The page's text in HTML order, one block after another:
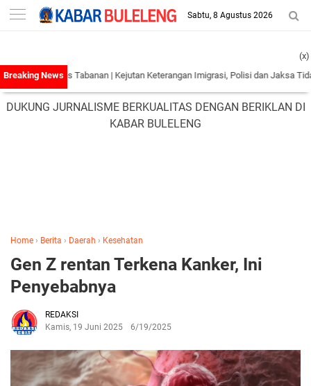
-->
Sabtu, 8 Agustus 2026
Tabanan|Kejutan Keterangan Imigrasi, Polisi dan Jaksa Tidak
(x)
DUKUNG JURNALISME BERKUALITAS DENGAN BERIKLAN DI
KABAR BULELENG
Home › Berita › Daerah › Kesehatan
Gen Z rentan Terkena Kanker, Ini
Penyebabnya
REDAKSI
Kamis, 19 Juni 2025
6/19/2025